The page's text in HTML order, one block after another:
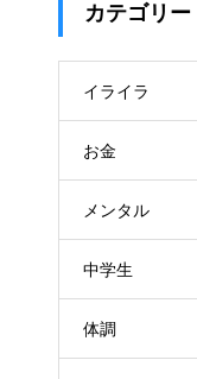
カテゴリー
イライラ
お金
メンタル
中学生
体調